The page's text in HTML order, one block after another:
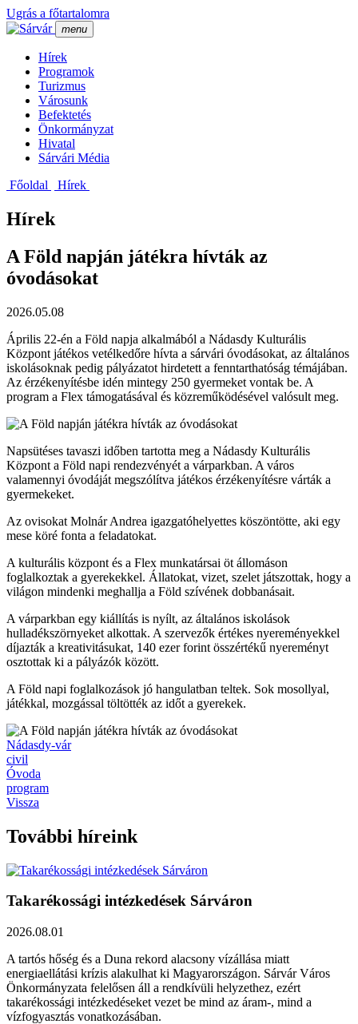
Ugrás a főtartalomra
menu
Hí­rek
Programok
Turizmus
Városunk
Befektetés
Önkormányzat
Hivatal
Sárvári Média
Főoldal
Hí­rek
Hírek
A Föld napján játékra hívták az
óvodásokat
2026.05.08
Április 22-én a Föld napja alkalmából a Nádasdy Kulturális
Központ játékos vetélkedőre hívta a sárvári óvodásokat, az általános
iskolásoknak pedig pályázatot hirdetett a fenntarthatóság témájában.
Az érzékenyítésbe idén mintegy 250 gyermeket vontak be. A
program a Flex támogatásával és közreműködésével valósult meg.
Napsütéses tavaszi időben tartotta meg a Nádasdy Kulturális
Központ a Föld napi rendezvényét a várparkban. A város
valamennyi óvodáját megszólítva játékos érzékenyítésre várták a
gyermekeket.
Az ovisokat Molnár Andrea igazgatóhelyettes köszöntötte, aki egy
mese köré fonta a feladatokat.
A kulturális központ és a Flex munkatársai öt állomáson
foglalkoztak a gyerekekkel. Állatokat, vizet, szelet játszottak, hogy a
világon mindenki meghallja a Föld szívének dobbanásait.
A várparkban egy kiállítás is nyílt, az általános iskolások
hulladékszörnyeket alkottak. A szervezők értékes nyereményekkel
díjazták a kreativitásukat, 140 ezer forint összértékű nyereményt
osztottak ki a pályázók között.
A Föld napi foglalkozások jó hangulatban teltek. Sok mosollyal,
játékkal, mozgással töltötték az időt a gyerekek.
Nádasdy-vár
civil
Óvoda
program
Vissza
További híreink
Takarékossági intézkedések Sárváron
2026.08.01
A tartós hőség és a Duna rekord alacsony vízállása miatt
energiaellátási krízis alakulhat ki Magyarországon. Sárvár Város
Önkormányzata felelősen áll a rendkívüli helyzethez, ezért
takarékossági intézkedéseket vezet be mind az áram-, mind a
vízfogyasztás vonatkozásában.